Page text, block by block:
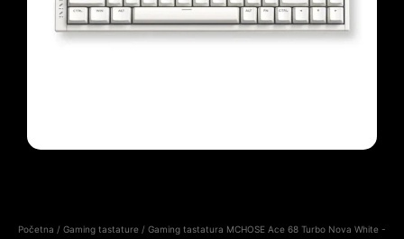
Početna / Gaming tastature / Gaming tastatura MCHOSE Ace 68 Turbo Nova White -